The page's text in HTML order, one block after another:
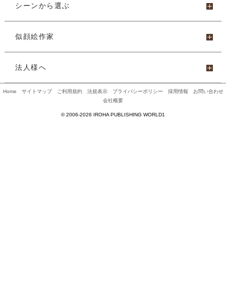
シーンから選ぶ
似顔絵作家
法人様へ
Home サイトマップ ご利用規約 法規表示 プライバシーポリシー 採用情報
お問い合わせ
会社概要
© 2006-2026 IROHA PUBLISHING WORLD1